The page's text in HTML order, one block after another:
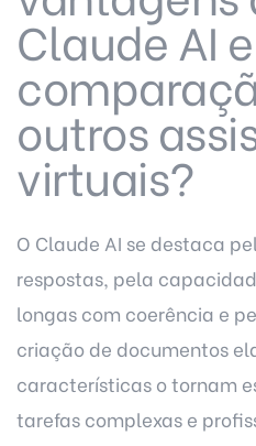
Claude AI
outros
virtuais?
O Claude AI se destaca
respostas, pela
longas com coerência e
criação de documentos
características o tornam
tarefas complexas e